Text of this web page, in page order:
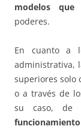
modelos que
poderes.
En cuanto a
administrativa,
superiores solo
o a través de
su caso, de